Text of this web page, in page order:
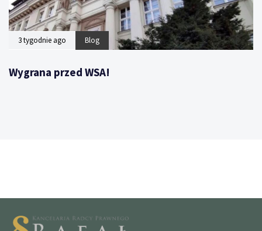
3 tygodnie ago Blog
Wygrana przed WSA!